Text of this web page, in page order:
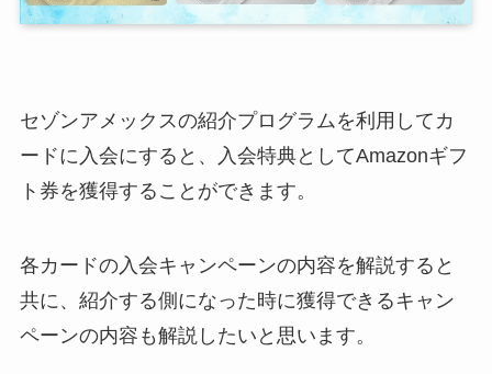
セゾンアメックスの紹介プログラムを利用してカ
ードに入会にすると、入会特典としてAmazonギフ
ト券を獲得することができます。
各カードの入会キャンペーンの内容を解説すると
共に、紹介する側になった時に獲得できるキャン
ペーンの内容も解説したいと思います。